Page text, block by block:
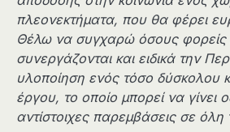
πλεονεκτήματα, που θα φέρει
Θέλω να συγχαρώ όσους φορείς
συνεργάζονται και ειδικά την
υλοποίηση ενός τόσο δύσκολου
έργου, το οποίο μπορεί να γίνει
αντίστοιχες παρεμβάσεις σε